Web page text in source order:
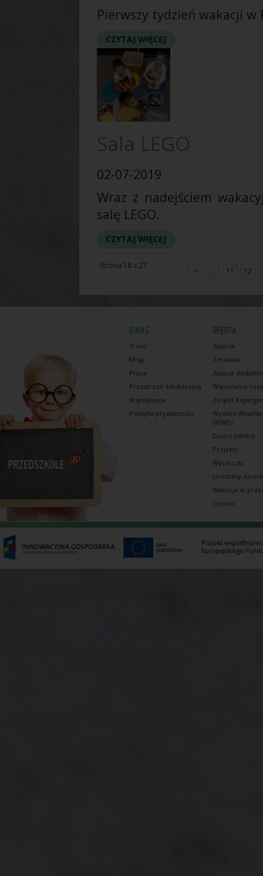
Pierwszy tydzień wakacji w
CZYTAJ WIĘCEJ
Sala LEGO
02-07-2019
Wraz z nadejściem
salę LEGO.
CZYTAJ WIĘCEJ
Strona 18 z 27
< ... 11 12
O NAS
O nas
Misja
Praca
Przestrzeń edukacyjna
Współpraca
Polityka prywatności
OFERTA
Zajęcia
Zerówka
Zajęcia
Wspieranie
Zespół
Wysoko
(WWD)
Dzieci zdolne
Projekty
Wycieczki
Urodziny
Wakacje w
Cennik